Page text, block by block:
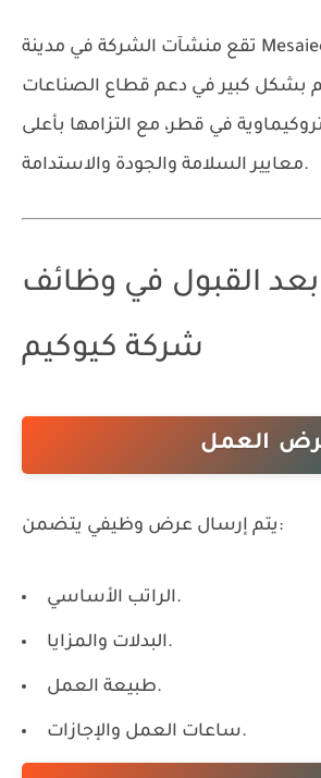
بشكل كبير في دعم قطاع الصناعات
في قطر، مع التزامها بأعلى
معايير السلامة والجودة والاستدامة.
القبول في وظائف
شركة كيوكيم
يتم إرسال عرض وظيفي يتضمن:
الراتب الأساسي.
البدلات والمزايا.
طبيعة العمل.
ساعات العمل والإجازات.